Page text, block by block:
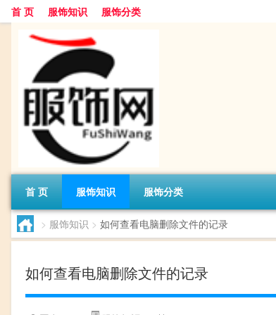
首 页 服饰知识 服饰分类
首 页 服饰知识 服饰分类
> 服饰知识 > 如何查看电脑删除文件的记录
如何查看电脑删除文件的记录